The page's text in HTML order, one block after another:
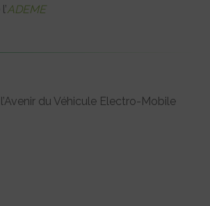
ADEME
du Véhicule Electro-Mobile